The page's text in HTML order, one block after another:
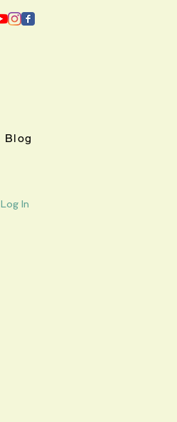
Blog
Log In